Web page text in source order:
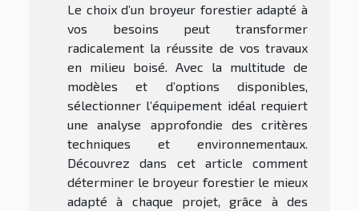
Le choix d’un broyeur forestier adapté à
vos besoins peut transformer
radicalement la réussite de vos travaux
en milieu boisé. Avec la multitude de
modèles et d’options disponibles,
sélectionner l’équipement idéal requiert
une analyse approfondie des critères
techniques et environnementaux.
Découvrez dans cet article comment
déterminer le broyeur forestier le mieux
adapté à chaque projet, grâce à des